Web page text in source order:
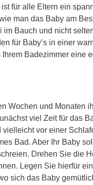
für alle Eltern ein
man das Baby am
im Bauch und nicht
für Baby’s in einer
Badezimmer eine
Wochen und Monaten
viel Zeit für das
vor einer
Bad. Aber Ihr Baby
Drehen Sie die
Legen Sie hierfür
sich das Baby